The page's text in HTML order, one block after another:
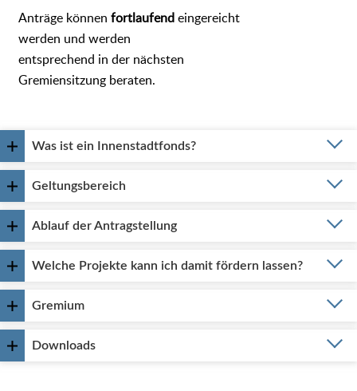
Anträge können fortlaufend eingereicht
werden und werden
entsprechend in der nächsten
Gremiensitzung beraten.
Was ist ein Innenstadtfonds?
Geltungsbereich
Ablauf der Antragstellung
Welche Projekte kann ich damit fördern lassen?
Gremium
Downloads